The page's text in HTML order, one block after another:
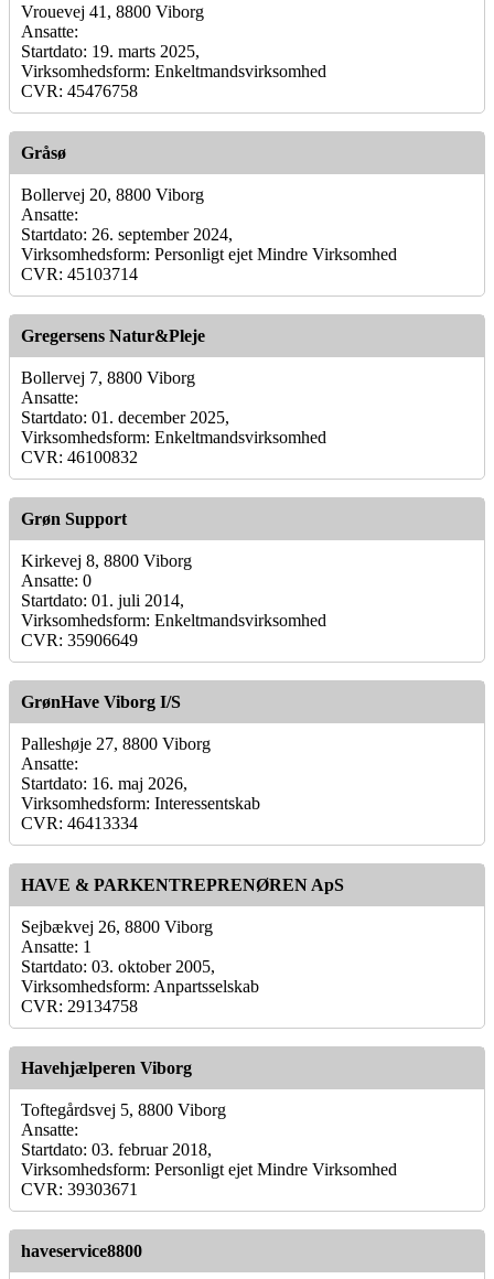
Vrouevej 41, 8800 Viborg
Ansatte:
Startdato: 19. marts 2025,
Virksomhedsform: Enkeltmandsvirksomhed
CVR: 45476758
Gråsø
Bollervej 20, 8800 Viborg
Ansatte:
Startdato: 26. september 2024,
Virksomhedsform: Personligt ejet Mindre Virksomhed
CVR: 45103714
Gregersens Natur&Pleje
Bollervej 7, 8800 Viborg
Ansatte:
Startdato: 01. december 2025,
Virksomhedsform: Enkeltmandsvirksomhed
CVR: 46100832
Grøn Support
Kirkevej 8, 8800 Viborg
Ansatte: 0
Startdato: 01. juli 2014,
Virksomhedsform: Enkeltmandsvirksomhed
CVR: 35906649
GrønHave Viborg I/S
Palleshøje 27, 8800 Viborg
Ansatte:
Startdato: 16. maj 2026,
Virksomhedsform: Interessentskab
CVR: 46413334
HAVE & PARKENTREPRENØREN ApS
Sejbækvej 26, 8800 Viborg
Ansatte: 1
Startdato: 03. oktober 2005,
Virksomhedsform: Anpartsselskab
CVR: 29134758
Havehjælperen Viborg
Toftegårdsvej 5, 8800 Viborg
Ansatte:
Startdato: 03. februar 2018,
Virksomhedsform: Personligt ejet Mindre Virksomhed
CVR: 39303671
haveservice8800